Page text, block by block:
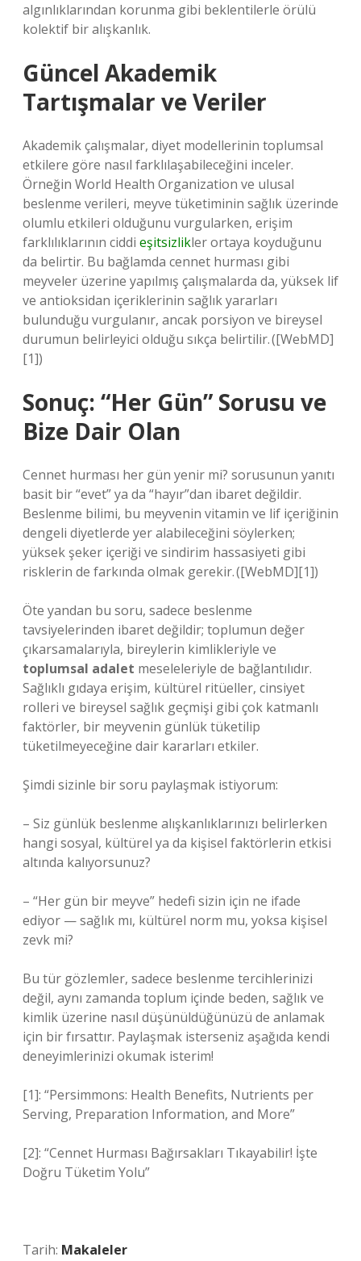
algınlıklarından korunma gibi beklentilerle örülü
kolektif bir alışkanlık.
Güncel Akademik
Tartışmalar ve Veriler
Akademik çalışmalar, diyet modellerinin toplumsal
etkilere göre nasıl farklılaşabileceğini inceler.
Örneğin World Health Organization ve ulusal
beslenme verileri, meyve tüketiminin sağlık üzerinde
olumlu etkileri olduğunu vurgularken, erişim
farklılıklarının ciddi eşitsizlikler ortaya koyduğunu
da belirtir. Bu bağlamda cennet hurması gibi
meyveler üzerine yapılmış çalışmalarda da, yüksek lif
ve antioksidan içeriklerinin sağlık yararları
bulunduğu vurgulanır, ancak porsiyon ve bireysel
durumun belirleyici olduğu sıkça belirtilir. ([WebMD]
[1])
Sonuç: “Her Gün” Sorusu ve
Bize Dair Olan
Cennet hurması her gün yenir mi? sorusunun yanıtı
basit bir “evet” ya da “hayır”dan ibaret değildir.
Beslenme bilimi, bu meyvenin vitamin ve lif içeriğinin
dengeli diyetlerde yer alabileceğini söylerken;
yüksek şeker içeriği ve sindirim hassasiyeti gibi
risklerin de farkında olmak gerekir. ([WebMD][1])
Öte yandan bu soru, sadece beslenme
tavsiyelerinden ibaret değildir; toplumun değer
çıkarsamalarıyla, bireylerin kimlikleriyle ve
toplumsal adalet meseleleriyle de bağlantılıdır.
Sağlıklı gıdaya erişim, kültürel ritüeller, cinsiyet
rolleri ve bireysel sağlık geçmişi gibi çok katmanlı
faktörler, bir meyvenin günlük tüketilip
tüketilmeyeceğine dair kararları etkiler.
Şimdi sizinle bir soru paylaşmak istiyorum:
– Siz günlük beslenme alışkanlıklarınızı belirlerken
hangi sosyal, kültürel ya da kişisel faktörlerin etkisi
altında kalıyorsunuz?
– “Her gün bir meyve” hedefi sizin için ne ifade
ediyor — sağlık mı, kültürel norm mu, yoksa kişisel
zevk mi?
Bu tür gözlemler, sadece beslenme tercihlerinizi
değil, aynı zamanda toplum içinde beden, sağlık ve
kimlik üzerine nasıl düşünüldüğünüzü de anlamak
için bir fırsattır. Paylaşmak isterseniz aşağıda kendi
deneyimlerinizi okumak isterim!
[1]: “Persimmons: Health Benefits, Nutrients per
Serving, Preparation Information, and More”
[2]: “Cennet Hurması Bağırsakları Tıkayabilir! İşte
Doğru Tüketim Yolu”
Tarih: Makaleler